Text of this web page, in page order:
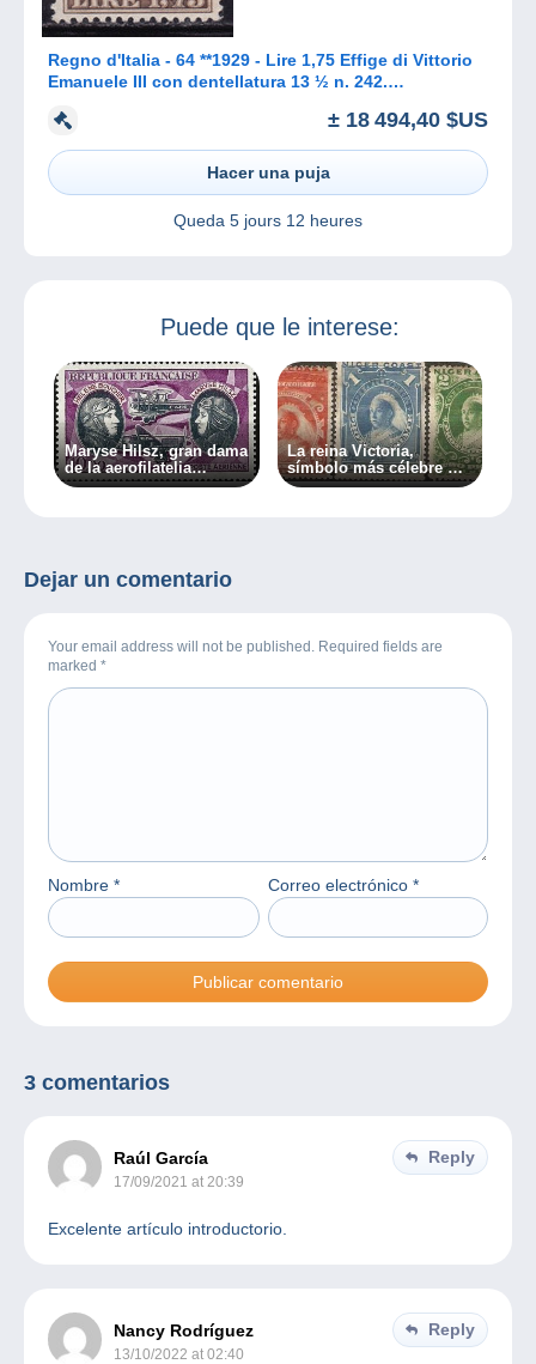
Regno d'Italia - 64 **1929 - Lire 1,75 Effige di Vittorio
Emanuele III con dentellatura 13 ½ n. 242.
± 18 494,40 $US
Hacer una puja
Queda 5 jours 12 heures
Puede que le interese:
Maryse Hilsz, gran dama
de la aerofilatelia
(segunda parte)
La reina Victoria,
símbolo más célebre del
mundo de la filatelia
Dejar un comentario
Your email address will not be published. Required fields are
marked *
Nombre * Correo electrónico *
3 comentarios
Raúl García
17/09/2021 at 20:39
Reply
Excelente artículo introductorio.
Nancy Rodríguez
13/10/2022 at 02:40
Reply